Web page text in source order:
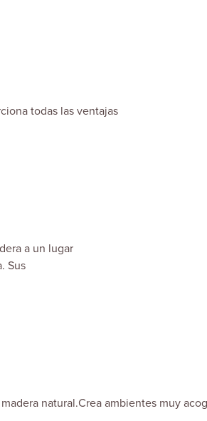
todas las ventajas
a un lugar
Sus
natural.Crea ambientes muy